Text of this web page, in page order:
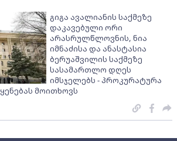
გიგა ავალიანის საქმეზე
დაკავებული ორი
არასრულწლოვნის, ნია
იმნაძისა და ანასტასია
ბერუაშვილის საქმეზე
სასამართლო დღეს
იმსჯელებს - პროკურატურა
მოითხოვს